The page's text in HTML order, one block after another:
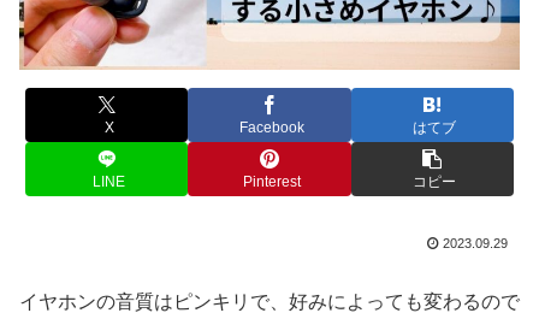
X Facebook はてブ
LINE Pinterest コピー
2023.09.29
イヤホンの音質はピンキリで、好みによっても変わるので